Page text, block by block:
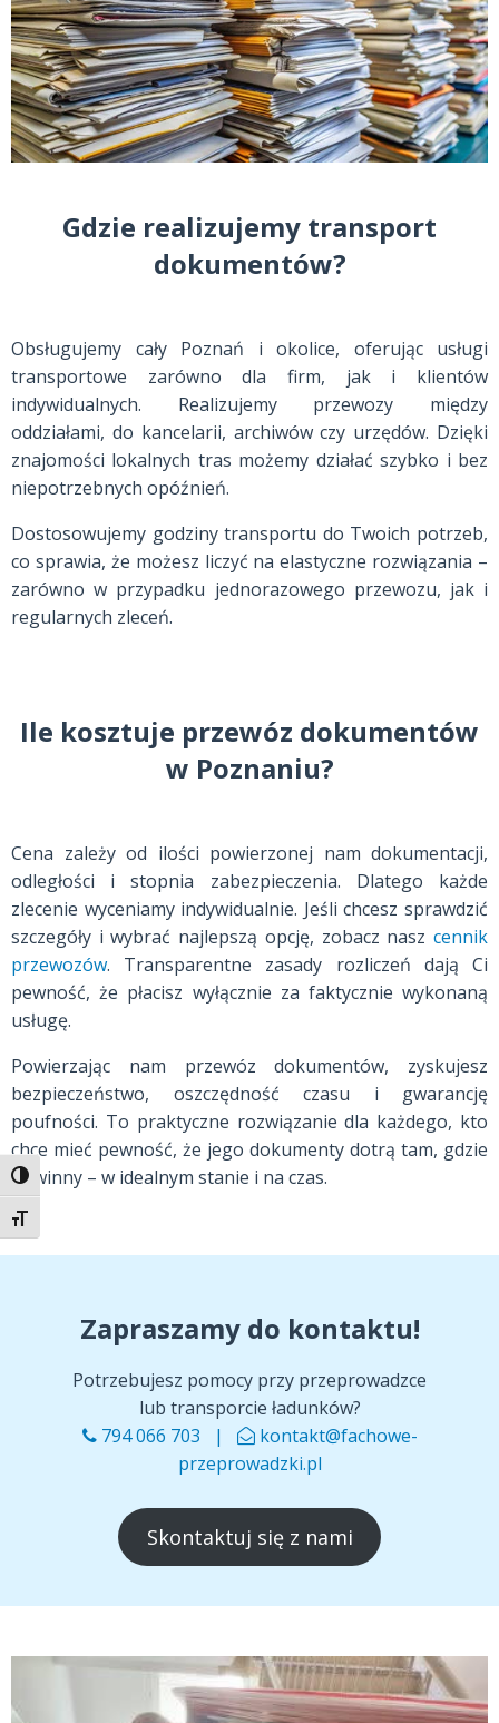
Toggle High Contrast
Toggle Font size
Gdzie realizujemy transport
dokumentów?
Obsługujemy cały Poznań i okolice, oferując usługi
transportowe zarówno dla firm, jak i klientów
indywidualnych. Realizujemy przewozy między
oddziałami, do kancelarii, archiwów czy urzędów. Dzięki
znajomości lokalnych tras możemy działać szybko i bez
niepotrzebnych opóźnień.
Dostosowujemy godziny transportu do Twoich potrzeb,
co sprawia, że możesz liczyć na elastyczne rozwiązania –
zarówno w przypadku jednorazowego przewozu, jak i
regularnych zleceń.
Ile kosztuje przewóz dokumentów
w Poznaniu?
Cena zależy od ilości powierzonej nam dokumentacji,
odległości i stopnia zabezpieczenia. Dlatego każde
zlecenie wyceniamy indywidualnie. Jeśli chcesz sprawdzić
szczegóły i wybrać najlepszą opcję, zobacz nasz cennik
przewozów. Transparentne zasady rozliczeń dają Ci
pewność, że płacisz wyłącznie za faktycznie wykonaną
usługę.
Powierzając nam przewóz dokumentów, zyskujesz
bezpieczeństwo, oszczędność czasu i gwarancję
poufności. To praktyczne rozwiązanie dla każdego, kto
chce mieć pewność, że jego dokumenty dotrą tam, gdzie
powinny – w idealnym stanie i na czas.
Zapraszamy do kontaktu!
Potrzebujesz pomocy przy przeprowadzce
lub transporcie ładunków?
794 066 703 |
kontakt@fachowe-
przeprowadzki.pl
Skontaktuj się z nami